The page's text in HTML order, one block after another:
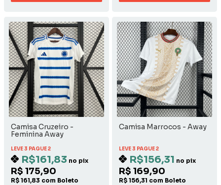
Camisa Cruzeiro -
Feminina Away
LEVE 3 PAGUE 2
R$161,83 no pix
R$ 175,90
R$ 161,83 com Boleto
Camisa Marrocos - Away
LEVE 3 PAGUE 2
R$156,31 no pix
R$ 169,90
R$ 156,31 com Boleto